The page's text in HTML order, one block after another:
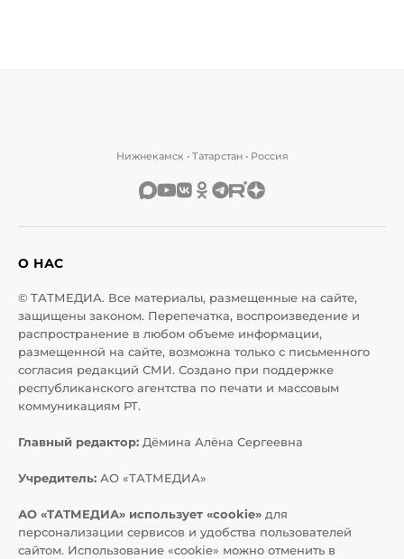
Нижнекамск • Татарстан • Россия
О НАС
© ТАТМЕДИА. Все материалы, размещенные на сайте,
защищены законом. Перепечатка, воспроизведение и
распространение в любом объеме информации,
размещенной на сайте, возможна только с письменного
согласия редакций СМИ. Создано при поддержке
республиканского агентства по печати и массовым
коммуникациям РТ.
Главный редактор: Дёмина Алёна Сергеевна
Учредитель: АО «ТАТМЕДИА»
АО «ТАТМЕДИА» использует «cookie» для
персонализации сервисов и удобства пользователей
сайтом. Использование «cookie» можно отменить в